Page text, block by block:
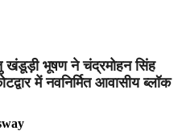
खंडूड़ी भूषण ने चंद्रमोहन सिंह
में नवनिर्मित आवासीय ब्लॉक